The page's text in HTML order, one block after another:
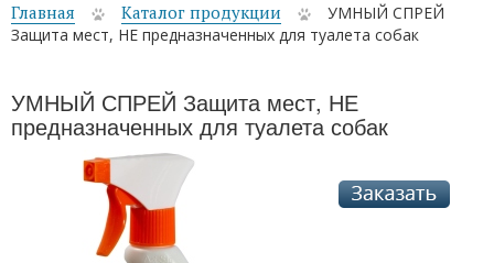
Главная Каталог продукции
УМНЫЙ СПРЕЙ
Защита мест, НЕ предназначенных для туалета собак
УМНЫЙ СПРЕЙ Защита мест, НЕ
предназначенных для туалета собак